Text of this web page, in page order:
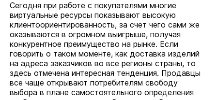
Сегодня при работе с покупателями многие
виртуальные ресурсы показывают высокую
клиентоориентированность, за счет чего сами же
оказываются в огромном выигрыше, получая
конкурентное преимущество на рынке. Если
говорить о таком моменте, как доставка изделий
на адреса заказчиков во все регионы страны, то
здесь отмечена интересная тенденция. Продавцы
все чаще открывают потребителям свободу
выбора в плане самостоятельного определения